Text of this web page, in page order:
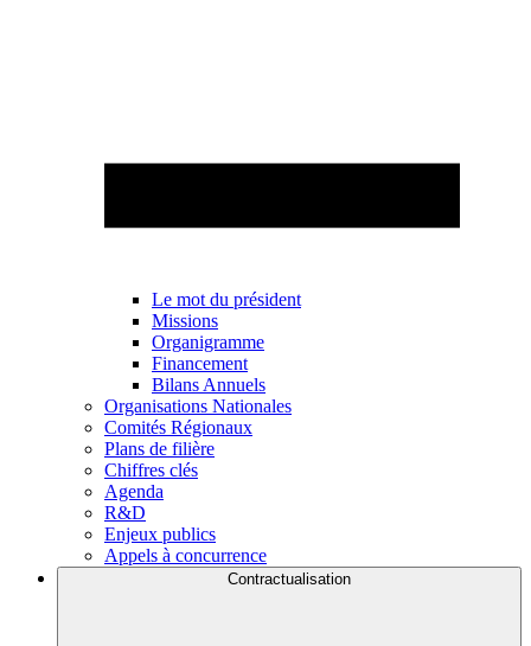
Le mot du président
Missions
Organigramme
Financement
Bilans Annuels
Organisations Nationales
Comités Régionaux
Plans de filière
Chiffres clés
Agenda
R&D
Enjeux publics
Appels à concurrence
Contractualisation